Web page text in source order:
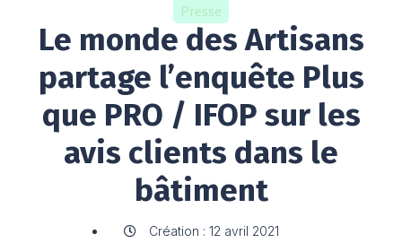
Presse
Le monde des Artisans
partage l’enquête Plus
que PRO / IFOP sur les
avis clients dans le
bâtiment
Création : 12 avril 2021